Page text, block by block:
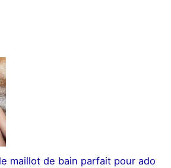
maillot de bain parfait pour ado